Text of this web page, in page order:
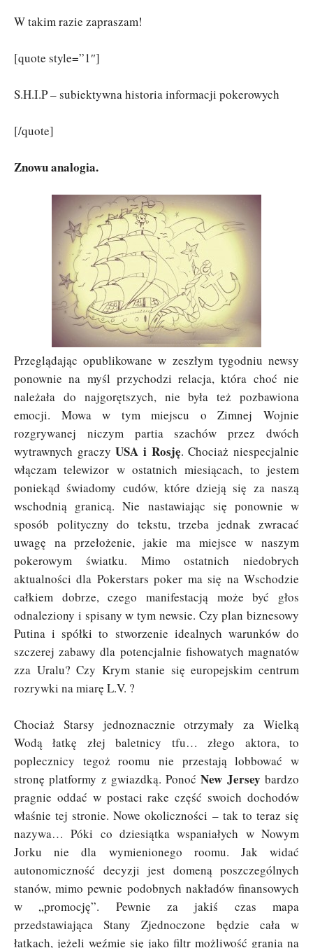
W takim razie zapraszam!
[quote style=”1″]
S.H.I.P – subiektywna historia informacji pokerowych
[/quote]
Znowu analogia.
Przeglądając opublikowane w zeszłym tygodniu newsy
ponownie na myśl przychodzi relacja, która choć nie
należała do najgorętszych, nie była też pozbawiona
emocji. Mowa w tym miejscu o Zimnej Wojnie
rozgrywanej niczym partia szachów przez dwóch
wytrawnych graczyUSA i Rosję. Chociaż niespecjalnie
włączam telewizor w ostatnich miesiącach, to jestem
poniekąd świadomy cudów, które dzieją się za naszą
wschodnią granicą. Nie nastawiając się ponownie w
sposób polityczny do tekstu, trzeba jednak zwracać
uwagę na przełożenie, jakie ma miejsce w naszym
pokerowym światku. Mimo ostatnich niedobrych
aktualności dla Pokerstars poker ma się na Wschodzie
całkiem dobrze, czego manifestacją może być głos
odnaleziony i spisany w tym newsie. Czy plan biznesowy
Putina i spółki to stworzenie idealnych warunków do
szczerej zabawy dla potencjalnie fishowatych magnatów
zza Uralu? Czy Krym stanie się europejskim centrum
rozrywki na miarę L.V. ?
Chociaż Starsy jednoznacznie otrzymały za Wielką
Wodą łatkę złej baletnicy tfu… złego aktora, to
poplecznicy tegoż roomu nie przestają lobbować w
stronę platformy z gwiazdką. PonoćNew Jersey bardzo
pragnie oddać w postaci rake część swoich dochodów
właśnie tej stronie. Nowe okoliczności – tak to teraz się
nazywa… Póki co dziesiątka wspaniałych w Nowym
Jorku nie dla wymienionego roomu. Jak widać
autonomiczność decyzji jest domeną poszczególnych
stanów, mimo pewnie podobnych nakładów finansowych
w „promocję”. Pewnie za jakiś czas mapa
przedstawiająca Stany Zjednoczone będzie cała w
łatkach, jeżeli weźmie się jako filtr możliwość grania na